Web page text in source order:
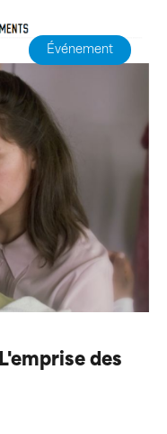
Événement
des